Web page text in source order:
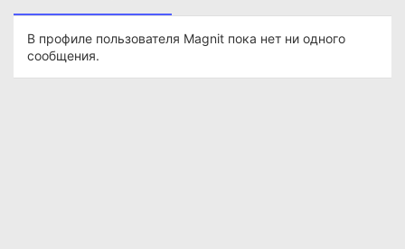
В профиле пользователя Magnit пока нет ни одного
сообщения.